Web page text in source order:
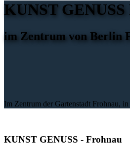
KUNST
im Zentrum von Berlin
Im Zentrum der Gartenstadt Frohnau,
KUNST GENUSS - Frohnau